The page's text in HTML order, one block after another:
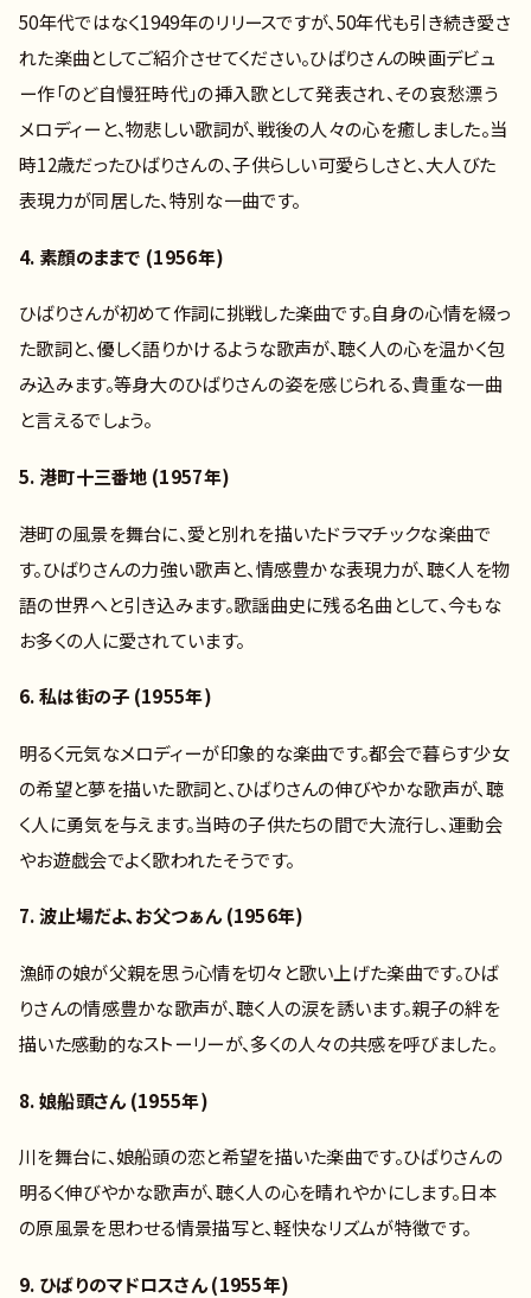
50年代ではなく1949年のリリースですが、50年代も引き続き愛さ
れた楽曲としてご紹介させてください。ひばりさんの映画デビュ
ー作「のど自慢狂時代」の挿入歌として発表され、その哀愁漂う
メロディーと、物悲しい歌詞が、戦後の人々の心を癒しました。当
時12歳だったひばりさんの、子供らしい可愛らしさと、大人びた
表現力が同居した、特別な一曲です。
4. 素顔のままで (1956年)
ひばりさんが初めて作詞に挑戦した楽曲です。自身の心情を綴っ
た歌詞と、優しく語りかけるような歌声が、聴く人の心を温かく包
み込みます。等身大のひばりさんの姿を感じられる、貴重な一曲
と言えるでしょう。
5. 港町十三番地 (1957年)
港町の風景を舞台に、愛と別れを描いたドラマチックな楽曲で
す。ひばりさんの力強い歌声と、情感豊かな表現力が、聴く人を物
語の世界へと引き込みます。歌謡曲史に残る名曲として、今もな
お多くの人に愛されています。
6. 私は街の子 (1955年)
明るく元気なメロディーが印象的な楽曲です。都会で暮らす少女
の希望と夢を描いた歌詞と、ひばりさんの伸びやかな歌声が、聴
く人に勇気を与えます。当時の子供たちの間で大流行し、運動会
やお遊戯会でよく歌われたそうです。
7. 波止場だよ、お父つぁん (1956年)
漁師の娘が父親を思う心情を切々と歌い上げた楽曲です。ひば
りさんの情感豊かな歌声が、聴く人の涙を誘います。親子の絆を
描いた感動的なストーリーが、多くの人々の共感を呼びました。
8. 娘船頭さん (1955年)
川を舞台に、娘船頭の恋と希望を描いた楽曲です。ひばりさんの
明るく伸びやかな歌声が、聴く人の心を晴れやかにします。日本
の原風景を思わせる情景描写と、軽快なリズムが特徴です。
9. ひばりのマドロスさん (1955年)